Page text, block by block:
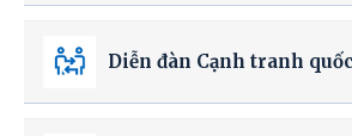
Diễn đàn Cạnh tranh